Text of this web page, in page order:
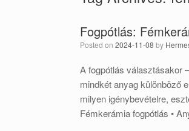
Fogpótlás:
Posted on 2024-11-08 by
A fogpótlás választásakor
mindkét anyag különböző
milyen igénybevételre,
Fémkerámia fogpótlás •